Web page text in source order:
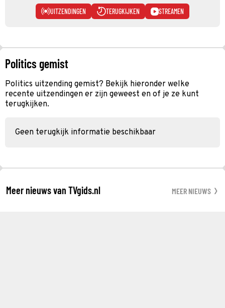
UITZENDINGEN TERUGKIJKEN STREAMEN
Politics gemist
Politics uitzending gemist? Bekijk hieronder welke
recente uitzendingen er zijn geweest en of je ze kunt
terugkijken.
Geen terugkijk informatie beschikbaar
Meer nieuws van TVgids.nl MEER NIEUWS